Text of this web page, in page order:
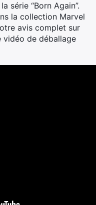
série “Born Again”.
la collection Marvel
avis complet sur
de déballage